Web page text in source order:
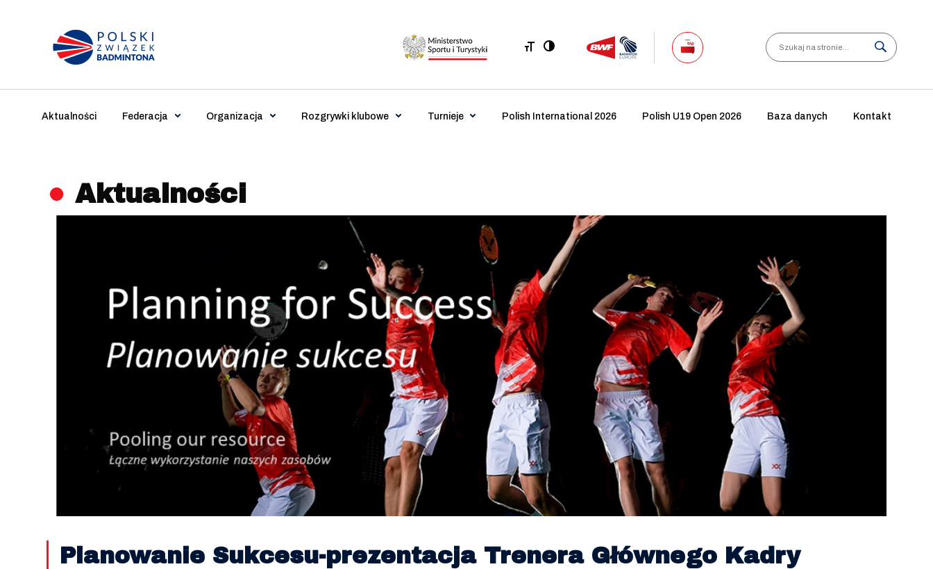
Main Navigation
Search
Aktualności Federacja Organizacja Rozgrywki klubowe Turnieje Polish International 2026 Polish U19 Open 2026 Baza danych Kontakt
Aktualności
Planowanie Sukcesu-prezentacja Trenera Głównego Kadry